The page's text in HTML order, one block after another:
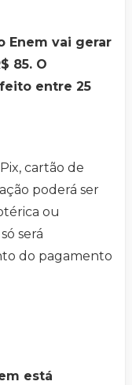
Enem vai gerar
85. O
entre 25
cartão de
poderá ser
ou
será
do pagamento
está